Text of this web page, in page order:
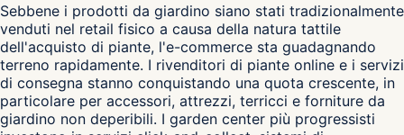
Sebbene i prodotti da giardino siano stati tradizionalmente
venduti nel retail fisico a causa della natura tattile
dell'acquisto di piante, l'e-commerce sta guadagnando
terreno rapidamente. I rivenditori di piante online e i servizi
di consegna stanno conquistando una quota crescente, in
particolare per accessori, attrezzi, terricci e forniture da
giardino non deperibili. I garden center più progressisti